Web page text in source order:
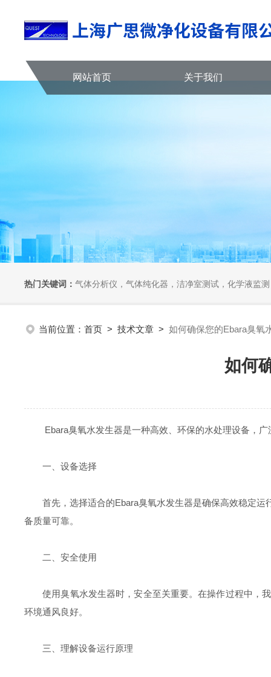
网站首页 关于我们
热门关键词： 气体分析仪，气体纯化器，洁净室测试，化学液监
当前位置： 首页 > 技术文章 > 如何确保您的Ebara臭氧
如何
Ebara臭氧水发生器是一种高效、环保的水处理设备，广
一、设备选择
首先，选择适合的Ebara臭氧水发生器是确保高效稳定运
备质量可靠。
二、安全使用
使用臭氧水发生器时，安全至关重要。在操作过程中，我
环境通风良好。
三、理解设备运行原理